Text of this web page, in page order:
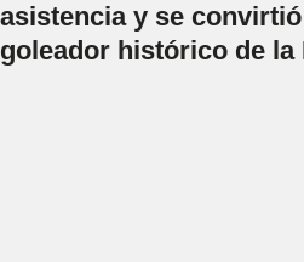
asistencia y se
goleador histórico de la